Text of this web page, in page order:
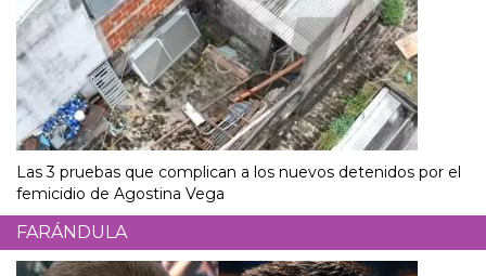
Las 3 pruebas que complican a los nuevos detenidos por el
femicidio de Agostina Vega
FARÁNDULA